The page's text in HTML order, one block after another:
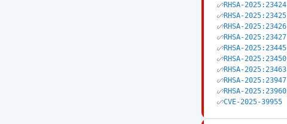
RHSA-2025:23424
RHSA-2025:23425
RHSA-2025:23426
RHSA-2025:23427
RHSA-2025:23445
RHSA-2025:23450
RHSA-2025:23463
RHSA-2025:23947
RHSA-2025:23960
CVE-2025-39955